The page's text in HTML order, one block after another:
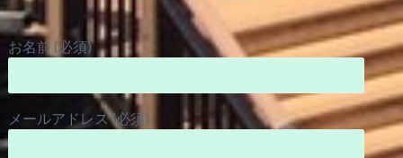
お名前 (必須)
メールアドレス (必須)